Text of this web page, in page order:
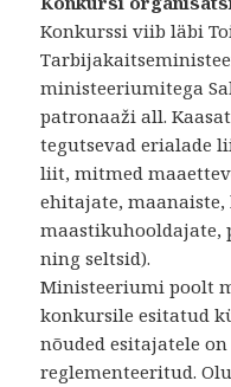
Konkurssi viib läbi
ministeeriumitega
patronaaži all.
tegutsevad erialade
liit, mitmed
ehitajate,
maastikuhooldajate,
ning seltsid).
Ministeeriumi poolt
konkursile esitatud
nõuded esitajatele
reglementeeritud.